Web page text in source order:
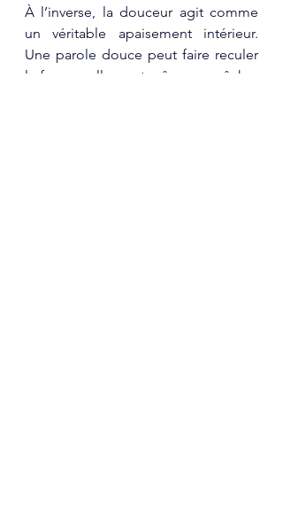
À l’inverse, la douceur agit comme
un véritable apaisement intérieur.
Une parole douce peut faire reculer
la fureur ; elle peut même empêcher